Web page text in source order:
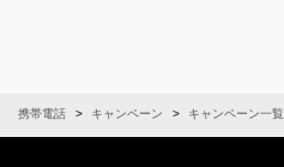
・携帯電話 キャンペーン キャンペーン一覧